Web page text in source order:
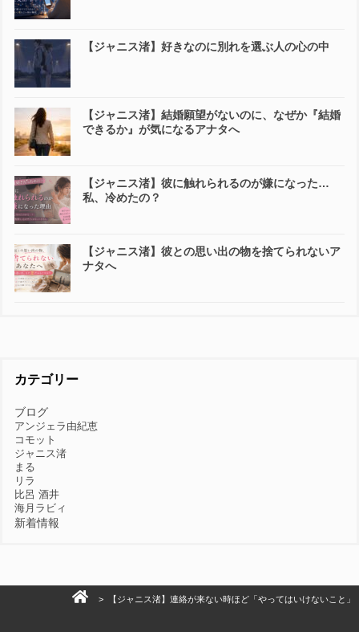
【ジャニス渚】好きなのに別れを選ぶ人の心の中
【ジャニス渚】結婚願望がないのに、なぜか『結婚
できるか』が気になるアナタへ
【ジャニス渚】彼に触れられるのが嫌になった…
私、冷めたの？
【ジャニス渚】彼との思い出の物を捨てられないア
ナタへ
カテゴリー
ブログ
アンジェラ由紀恵
コモット
ジャニス渚
まる
リラ
比呂 酒井
海月ラビィ
新着情報
> 【ジャニス渚】連絡が来ない時ほど「やってはいけないこと」